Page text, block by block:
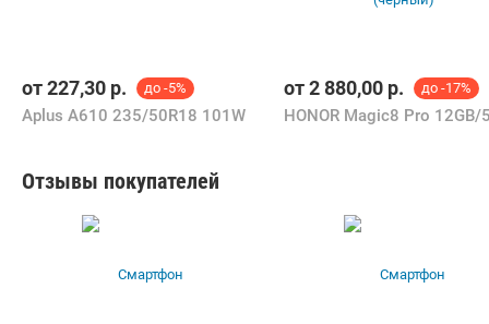
от227,30 р. до -5%
Aplus A610 235/50R18 101W
от2 880,00 р. до -17%
Отзывы покупателей